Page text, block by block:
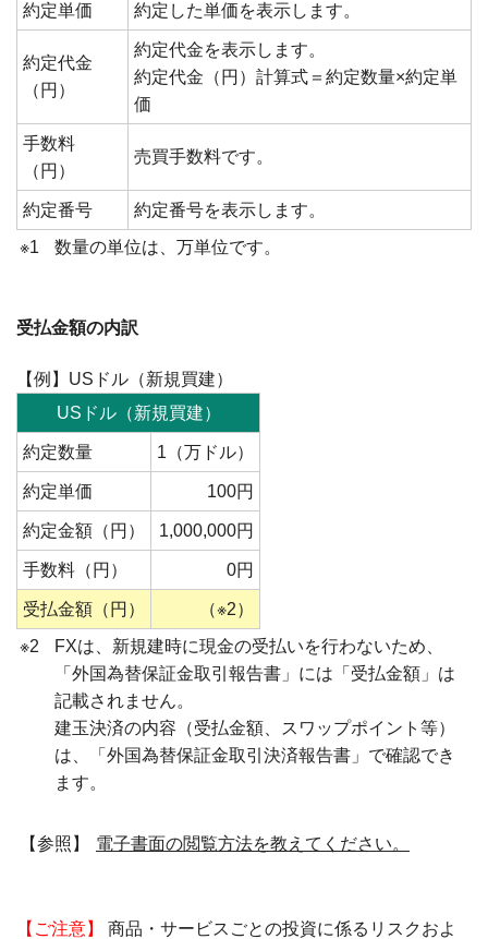
約定単価 約定した単価を表示します。
約定代金
（円）
約定代金を表示します。
約定代金（円）計算式＝約定数量×約定単
価
手数料
（円）
売買手数料です。
約定番号
約定番号を表示します。
※1
数量の単位は、万単位です。
受払金額の内訳
【例】USドル（新規買建）
USドル（新規買建）
約定数量 1（万ドル）
約定単価 100円
約定金額（円） 1,000,000円
手数料（円） 0円
受払金額（円）
（※2）
※2
FXは、新規建時に現金の受払いを行わないため、
「外国為替保証金取引報告書」には「受払金額」は
記載されません。
建玉決済の内容（受払金額、スワップポイント等）
は、「外国為替保証金取引決済報告書」で確認でき
ます。
【参照】 電子書面の閲覧方法を教えてください。
【ご注意】
商品・サービスごとの投資に係るリスクおよ